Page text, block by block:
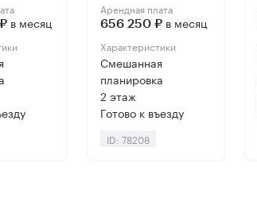
в месяц
Арендная плата
656 250 ₽в месяц
Характеристики
Смешанная
планировка
2 этаж
Готово к въезду
ID: 78208